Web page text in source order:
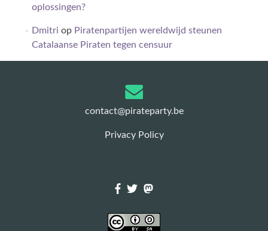
oplossingen?
Dmitri op Piratenpartijen wereldwijd steunen
Catalaanse Piraten tegen censuur
contact@pirateparty.be
Privacy Policy